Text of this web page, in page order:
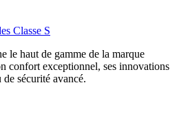
Classe S
le haut de gamme de la marque
confort exceptionnel, ses innovations
sécurité avancé.